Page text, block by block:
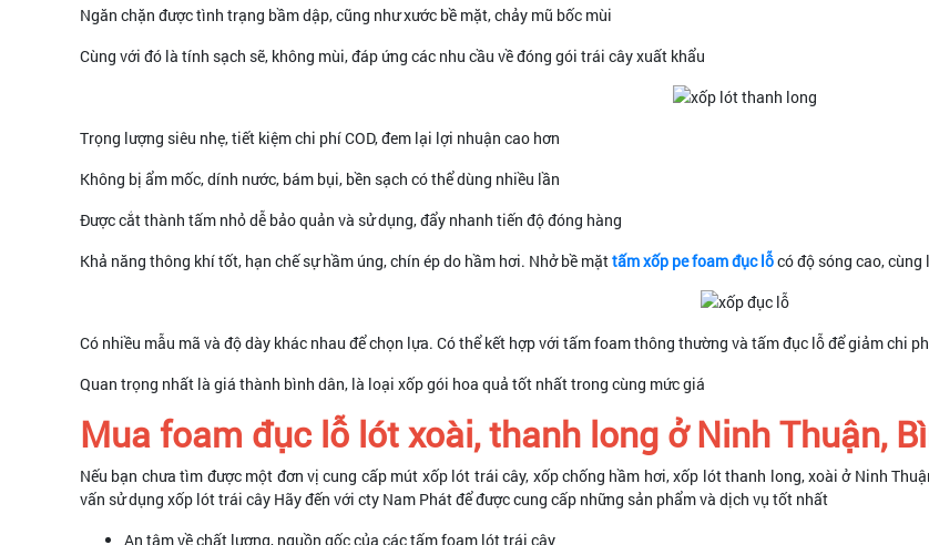
Ngăn chặn được tình trạng bầm dập, cũng như xước bề mặt, chảy mũ bốc mùi
Cùng với đó là tính sạch sẽ, không mùi, đáp ứng các nhu cầu về đóng gói trái cây xuất khẩu
Trọng lượng siêu nhẹ, tiết kiệm chi phí COD, đem lại lợi nhuận cao hơn
Không bị ẩm mốc, dính nước, bám bụi, bền sạch có thể dùng nhiều lần
Được cắt thành tấm nhỏ dễ bảo quản và sử dụng, đẩy nhanh tiến độ đóng hàng
Khả năng thông khí tốt, hạn chế sự hầm úng, chín ép do hầm hơi. Nhở bề mặttấm xốp pe foam đục lỗcó độ sóng cao, cùng
Có nhiều mẫu mã và độ dày khác nhau để chọn lựa. Có thể kết hợp với tấm foam thông thường và tấm đục lỗ để giảm chi
Quan trọng nhất là giá thành bình dân, là loại xốp gói hoa quả tốt nhất trong cùng mức giá
Mua foam đục lỗ lót xoài, thanh long ở Ninh Thuận,
Nếu bạn chưa tìm được một đơn vị cung cấp mút xốp lót trái cây, xốp chống hầm hơi, xốp lót thanh long, xoài ở Ninh
vấn sử dụng xốp lót trái cây Hãy đến với cty Nam Phát để được cung cấp những sản phẩm và dịch vụ tốt nhất
An tâm về chất lượng, nguồn gốc của các tấm foam lót trái cây